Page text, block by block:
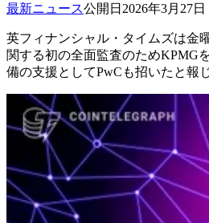
最新ニュース公開日 2026年3月27日
英フィナンシャル・タイムズは金
関する初の全面監査のためKPMG
備の支援としてPwCも招いたと報じ